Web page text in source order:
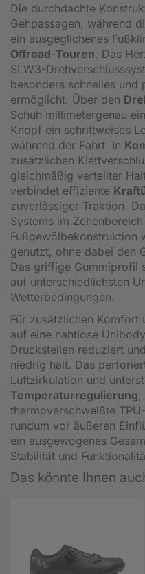
Die durchdachte
Gehpassagen, während
ein ausgeglichenes
Offroad-Touren. Das
SLW3-
besonders schnelles und
ermöglicht. Über den
Schuh millimetergenau
Knopf ein schrittweises
während der Fahrt. In
zusätzlichen
gleichmäßig verteilter
verbindet effiziente
zuverlässiger Traktion.
Systems im
Fußgewölbekonstruktion
genutzt, ohne dabei den
Das griffige Gummiprofil
auf unterschiedlichsten
Wetterbedingungen.
Für zusätzlichen Komfort
auf eine nahtlose
Druckstellen reduziert
niedrig hält. Das
Luftzirkulation und
Temperaturregulierung,
thermoverschweißte
rundum vor äußeren
ein ausgewogenes
Stabilität und
Das könnte Ihnen